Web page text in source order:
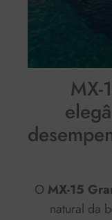
MX-
O MX-15
natural da